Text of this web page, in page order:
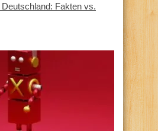
Fakten vs.